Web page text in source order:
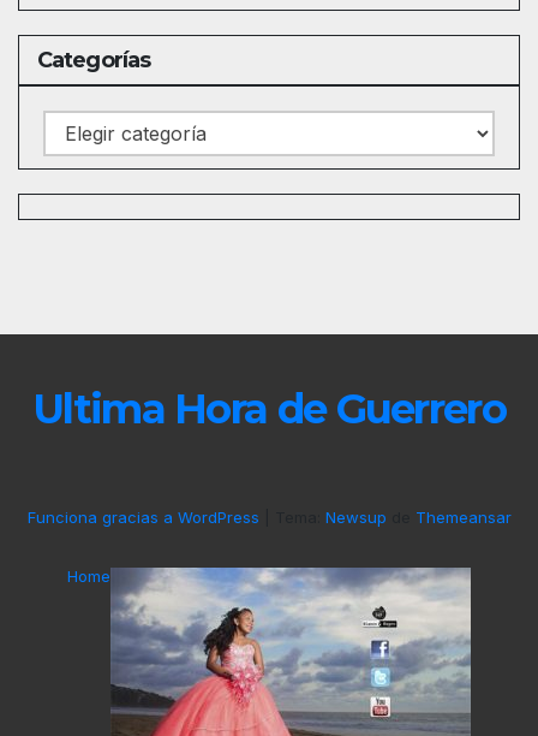
Categorías
Categorías
Ultima Hora de Guerrero
Funciona gracias a WordPress Newsup Themeansar
Home